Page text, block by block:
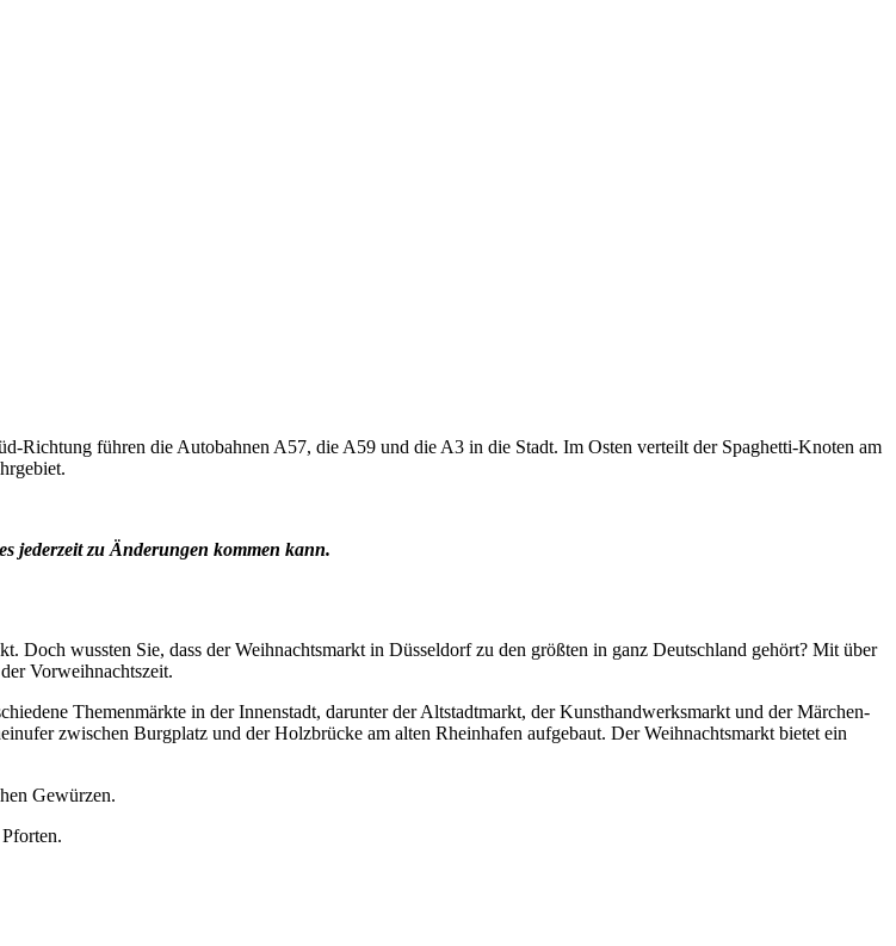
führen die Autobahnen A57, die A59 und die A3 in die Stadt. Im Osten verteilt der Spaghetti-Knoten am
jederzeit zu Änderungen kommen kann.
Doch wussten Sie, dass der Weihnachtsmarkt in Düsseldorf zu den größten in ganz Deutschland gehört? Mit über
Vorweihnachtszeit.
Themenmärkte in der Innenstadt, darunter der Altstadtmarkt, der Kunsthandwerksmarkt und der Märchen-
zwischen Burgplatz und der Holzbrücke am alten Rheinhafen aufgebaut. Der Weihnachtsmarkt bietet ein
Gewürzen.